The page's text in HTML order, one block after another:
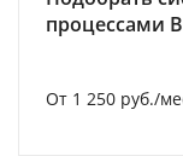
процессами
От 1 250 руб./